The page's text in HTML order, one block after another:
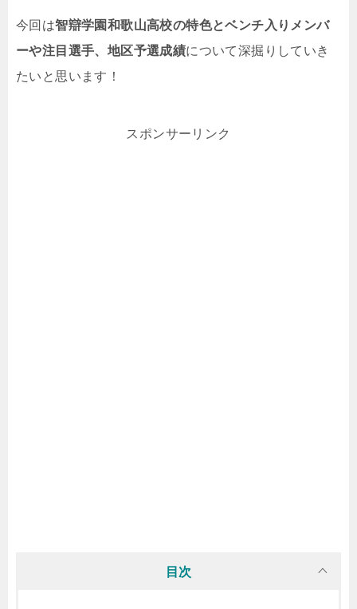
今回は智辯学園和歌山高校の特色とベンチ入りメンバ
ーや注目選手、地区予選成績について深掘りしていき
たいと思います！
スポンサーリンク
目次